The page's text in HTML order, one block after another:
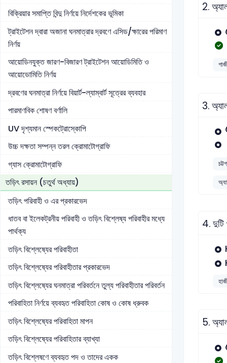
বিক্রিয়ার সমাপ্তি বিন্দু নির্ণয়ে নির্দেশকের ভূমিকা
ট্রাইটেশন দ্বারা অজানা ঘনমাত্রার দ্রবণে এসিড/ক্ষারের পরিমাণ
নির্ণয়
আয়োডিনযুক্ত জারণ-বিজারণ ট্রাইটেশন আয়োডিমিতি ও
আয়োডোমিতি নির্ণয়
দ্রবণের ঘনমাত্রা নির্ণয়ে বিয়ার্ট-ল্যাম্বার্ট সূত্রের ব্যবহার
পারমাণবিক শোষণ বর্ণালি
UV দৃশ্যমান স্পেকট্রোস্কোপি
উচ্চ দক্ষতা সম্পন্ন তরল ক্রোমাটোগ্রাফি
গ্যাস ক্রোমাটোগ্রাফি
তড়িৎ রসায়ন (চতুর্থ অধ্যায়)
তড়িৎ পরিবাহী ও এর প্রকারভেদ
ধাতব বা ইলেকট্রনীয় পরিবাহী ও তড়িৎ বিশ্লেষ্য পরিবাহীর মধ্যে
পার্থক্য
তড়িৎ বিশ্লেষ্যের পরিবাহীতা
তড়িৎ বিশ্লেষ্যের পরিবাহীতার প্রকারভেদ
তড়িৎ বিশ্লেষ্যের ঘনমাত্রা পরিবর্তনে তুল্য পরিবাহীতার পরিবর্তন
পরিবাহিতা নির্ণয়ে ব্যবহৃত পরিবাহিতা কোষ ও কোষ ধ্রুবক
তড়িৎ বিশ্লেষ্যের পরিবাহিতা মাপন
তড়িৎ বিশ্লেষ্যের পরিবাহিতার ব্যাখ্যা
তড়িৎ বিশ্লেষণে ব্যবহৃত পদ ও তাদের একক
2.
3.
4.
5.